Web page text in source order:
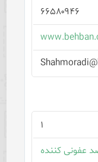
۶۶۵۸۰۹۴۶
۱
عفونی کننده